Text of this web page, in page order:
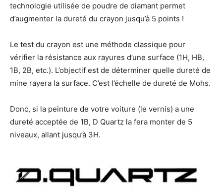
technologie utilisée de poudre de diamant permet
d’augmenter la dureté du crayon jusqu’à 5 points !
Le test du crayon est une méthode classique pour
vérifier la résistance aux rayures d’une surface (1H, HB,
1B, 2B, etc.). L’objectif est de déterminer quelle dureté de
mine rayera la surface. C’est l’échelle de dureté de Mohs.
Donc, si la peinture de votre voiture (le vernis) a une
dureté acceptée de 1B, D Quartz la fera monter de 5
niveaux, allant jusqu’à 3H.